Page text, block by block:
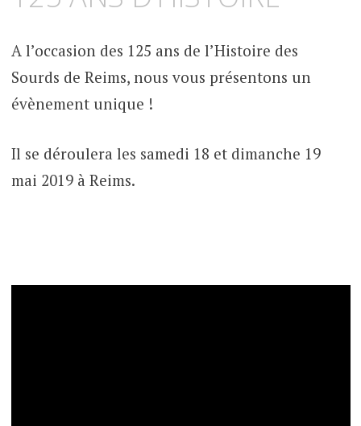
A l’occasion des 125 ans de l’Histoire des
Sourds de Reims, nous vous présentons un
évènement unique !
Il se déroulera les samedi 18 et dimanche 19
mai 2019 à Reims.